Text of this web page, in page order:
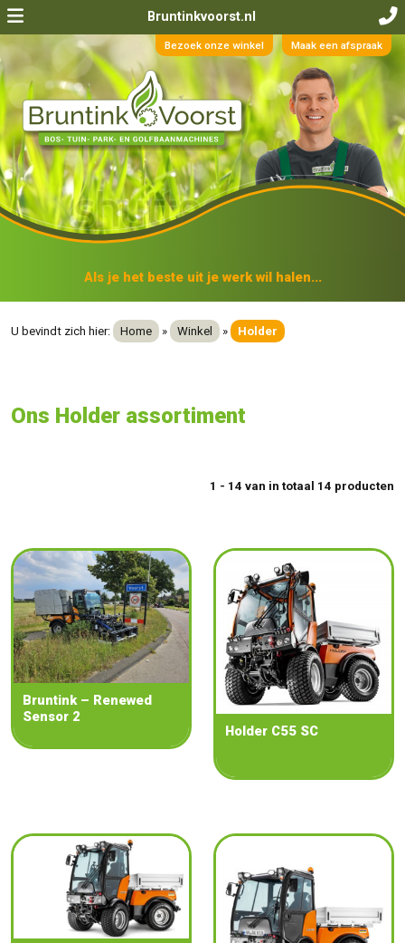
Bruntinkvoorst.nl
Bezoek onze winkel Maak een afspraak
Als je het beste uit je werk wil halen...
U bevindt zich hier: Home » Winkel » Holder
Ons Holder assortiment
1 - 14 van in totaal 14 producten
Bruntink – Renewed
Sensor 2
Holder C55 SC